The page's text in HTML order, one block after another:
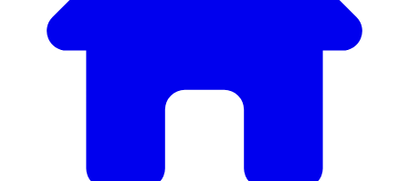
Il Nostro Catalogo Mobili